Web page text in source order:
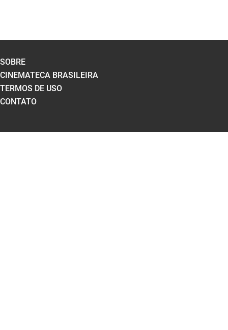
SOBRE
CINEMATECA BRASILEIRA
TERMOS DE USO
CONTATO